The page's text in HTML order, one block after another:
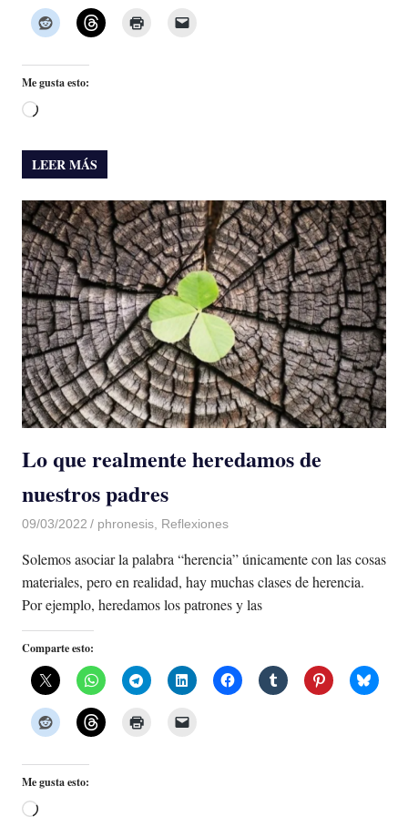
Me gusta esto:
Cargando...
LEER MÁS
Lo que realmente heredamos de
nuestros padres
09/03/2022 De todo un Poco
phronesis, Reflexiones
Solemos asociar la palabra “herencia” únicamente con las cosas
materiales, pero en realidad, hay muchas clases de herencia.
Por ejemplo, heredamos los patrones y las
Comparte esto:
Me gusta esto:
Cargando...